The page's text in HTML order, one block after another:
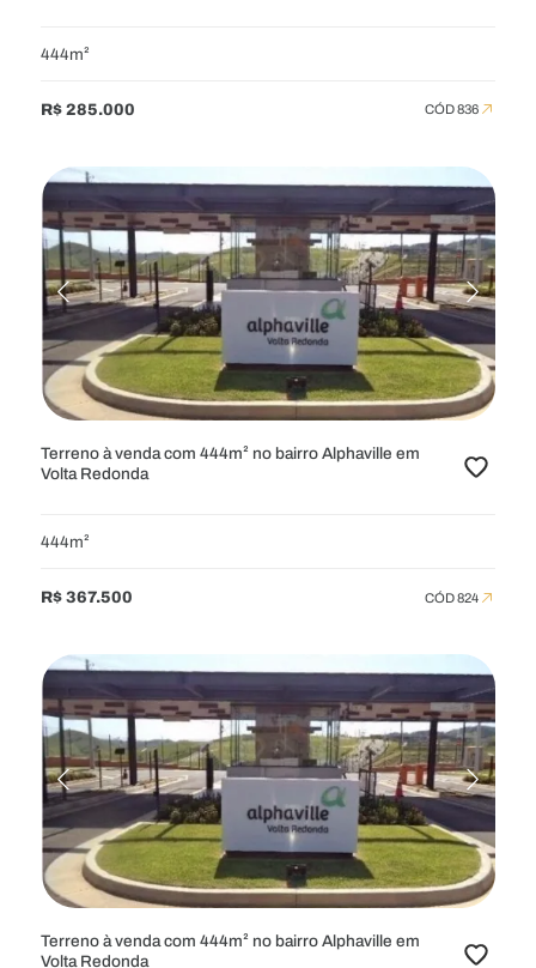
444m²
R$ 285.000 CÓD 836
Terreno à venda com 444m² no bairro Alphaville em
Volta Redonda
444m²
R$ 367.500 CÓD 824
Terreno à venda com 444m² no bairro Alphaville em
Volta Redonda